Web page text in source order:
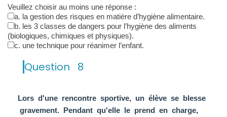
Veuillez choisir au moins une réponse :
a. la gestion des risques en matière d’hygiène alimentaire.
b. les 3 classes de dangers pour l’hygiène des aliments
(biologiques, chimiques et physiques).
c. une technique pour réanimer l’enfant.
Question 8
Lors d'une rencontre sportive, un élève se blesse
gravement. Pendant qu'elle le prend en charge,